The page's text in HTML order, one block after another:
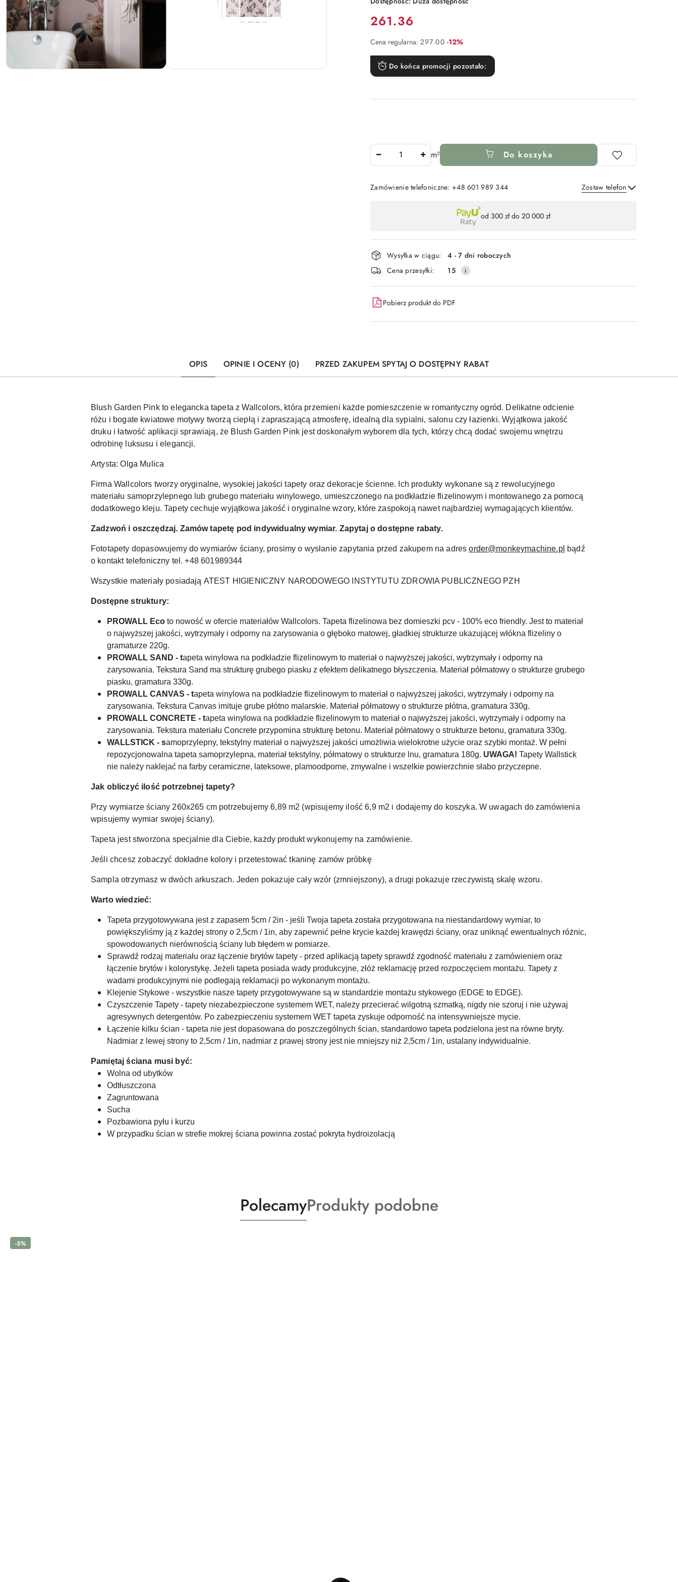
Cena:
261.36
Cena regularna: 297.00 Rabat:
-12%
Do końca promocji pozostało:
m² Do koszyka
Zamówienie telefoniczne: +48 601 989 344 Zostaw telefon
płatność
i
dostawa
od 300 zł do 20 000 zł
Wysyłka w ciągu:
4 - 7 dni roboczych
Cena przesyłki:
15
Pobierz produkt do PDF
OPIS OPINIE I OCENY (0) PRZED ZAKUPEM SPYTAJ O DOSTĘPNY RABAT
Blush Garden Pink to elegancka tapeta z Wallcolors, która przemieni każde pomieszczenie w romantyczny ogród. Delikatne odcienie
różu i bogate kwiatowe motywy tworzą ciepłą i zapraszającą atmosferę, idealną dla sypialni, salonu czy łazienki. Wyjątkowa jakość
druku i łatwość aplikacji sprawiają, że Blush Garden Pink jest doskonałym wyborem dla tych, którzy chcą dodać swojemu wnętrzu
odrobinę luksusu i elegancji.
Artysta: Olga Mulica
Firma Wallcolors tworzy oryginalne, wysokiej jakości tapety oraz dekoracje ścienne. Ich produkty wykonane są z rewolucyjnego
materiału samoprzylepnego lub grubego materiału winylowego, umieszczonego na podkładzie flizelinowym i montowanego za pomocą
dodatkowego kleju. Tapety cechuje wyjątkowa jakość i oryginalne wzory, które zaspokoją nawet najbardziej wymagających klientów.
Zadzwoń i oszczędzaj. Zamów tapetę pod indywidualny wymiar. Zapytaj o dostępne rabaty.
Fototapety dopasowujemy do wymiarów ściany, prosimy o wysłanie zapytania przed zakupem na adresorder@monkeymachine.pl bądź
o kontakt telefoniczny tel. +48 601989344
Wszystkie materiały posiadają ATEST HIGIENICZNY NARODOWEGO INSTYTUTU ZDROWIA PUBLICZNEGO PZH
Dostępne struktury:
PROWALL Eco to nowość w ofercie materiałów Wallcolors. Tapeta flizelinowa bez domieszki pcv - 100% eco friendly. Jest to materiał
o najwyższej jakości, wytrzymały i odporny na zarysowania o głęboko matowej, gładkiej strukturze ukazującej włókna flizeliny o
gramaturze 220g.
PROWALL SAND - tapeta winylowa na podkładzie flizelinowym to materiał o najwyższej jakości, wytrzymały i odporny na
zarysowania. Tekstura Sand ma strukturę grubego piasku z efektem delikatnego błyszczenia. Materiał półmatowy o strukturze grubego
piasku, gramatura 330g.
PROWALL CANVAS - tapeta winylowa na podkładzie flizelinowym to materiał o najwyższej jakości, wytrzymały i odporny na
zarysowania. Tekstura Canvas imituje grube płótno malarskie. Materiał półmatowy o strukturze płótna, gramatura 330g.
PROWALL CONCRETE - tapeta winylowa na podkładzie flizelinowym to materiał o najwyższej jakości, wytrzymały i odporny na
zarysowania. Tekstura materiału Concrete przypomina strukturę betonu. Materiał półmatowy o strukturze betonu, gramatura 330g.
WALLSTICK - samoprzylepny, tekstylny materiał o najwyższej jakości umożliwia wielokrotne użycie oraz szybki montaż. W pełni
repozycjonowalna tapeta samoprzylepna, materiał tekstylny, półmatowy o strukturze lnu, gramatura 180g. UWAGA! Tapety Wallstick
nie należy naklejać na farby ceramiczne, lateksowe, plamoodporne, zmywalne i wszelkie powierzchnie słabo przyczepne.
Jak obliczyć ilość potrzebnej tapety?
Przy wymiarze ściany 260x265 cm potrzebujemy 6,89 m2 (wpisujemy ilość 6,9 m2 i dodajemy do koszyka. W uwagach do zamówienia
wpisujemy wymiar swojej ściany).
Tapeta jest stworzona specjalnie dla Ciebie, każdy produkt wykonujemy na zamówienie.
Jeśli chcesz zobaczyć dokładne kolory i przetestować tkaninę zamów próbkę
Sampla otrzymasz w dwóch arkuszach. Jeden pokazuje cały wzór (zmniejszony), a drugi pokazuje rzeczywistą skalę wzoru.
Warto wiedzieć:
Tapeta przygotowywana jest z zapasem 5cm / 2in - jeśli Twoja tapeta została przygotowana na niestandardowy wymiar, to
powiększyliśmy ją z każdej strony o 2,5cm / 1in, aby zapewnić pełne krycie każdej krawędzi ściany, oraz uniknąć ewentualnych różnic,
spowodowanych nierównością ściany lub błędem w pomiarze.
Sprawdź rodzaj materiału oraz łączenie brytów tapety - przed aplikacją tapety sprawdź zgodność materiału z zamówieniem oraz
łączenie brytów i kolorystykę. Jeżeli tapeta posiada wady produkcyjne, złóż reklamację przed rozpoczęciem montażu. Tapety z
wadami produkcyjnymi nie podlegają reklamacji po wykonanym montażu.
Klejenie Stykowe - wszystkie nasze tapety przygotowywane są w standardzie montażu stykowego (EDGE to EDGE).
Czyszczenie Tapety - tapety niezabezpieczone systemem WET, należy przecierać wilgotną szmatką, nigdy nie szoruj i nie używaj
agresywnych detergentów. Po zabezpieczeniu systemem WET tapeta zyskuje odporność na intensywniejsze mycie.
Łączenie kilku ścian - tapeta nie jest dopasowana do poszczególnych ścian, standardowo tapeta podzielona jest na równe bryty.
Nadmiar z lewej strony to 2,5cm / 1in, nadmiar z prawej strony jest nie mniejszy niż 2,5cm / 1in, ustalany indywidualnie.
Pamiętaj ściana musi być:
Wolna od ubytków
Odtłuszczona
Zagruntowana
Sucha
Pozbawiona pyłu i kurzu
W przypadku ścian w strefie mokrej ściana powinna zostać pokryta hydroizolacją
Produkty
o
PolecamyProdukty
o
Produkty podobne
-5%